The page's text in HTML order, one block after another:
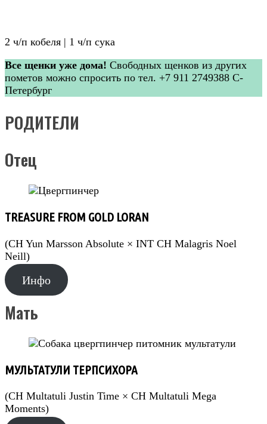
2 ч/п кобеля | 1 ч/п сука
Все щенки уже дома! Свободных щенков из других
пометов можно спросить по тел. +7 911 2749388 С-
Петербург
РОДИТЕЛИ
Отец
TREASURE FROM GOLD LORAN
(CH Yun Marsson Absolute × INT CH Malagris Noel
Neill)
Инфо
Мать
МУЛЬТАТУЛИ ТЕРПСИХОРА
(CH Multatuli Justin Time × CH Multatuli Mega
Moments)